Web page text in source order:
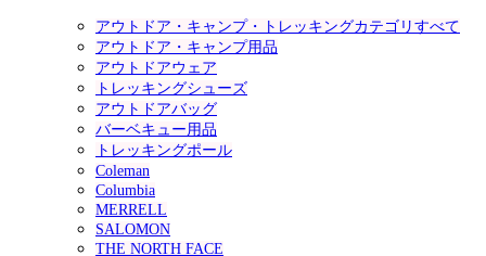
アウトドア・キャンプ・トレッキングカテゴリすべて
アウトドア・キャンプ用品
アウトドアウェア
トレッキングシューズ
アウトドアバッグ
バーベキュー用品
トレッキングポール
Coleman
Columbia
MERRELL
SALOMON
THE NORTH FACE